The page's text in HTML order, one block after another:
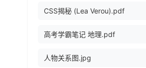
CSS揭秘 (Lea Verou).pdf
高考学霸笔记 地理.pdf
人物关系图.jpg